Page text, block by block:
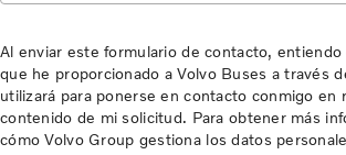
Al enviar este formulario de contacto, entiendo
que he proporcionado a Volvo Buses a través
utilizará para ponerse en contacto conmigo en
contenido de mi solicitud. Para obtener más
cómo Volvo Group gestiona los datos